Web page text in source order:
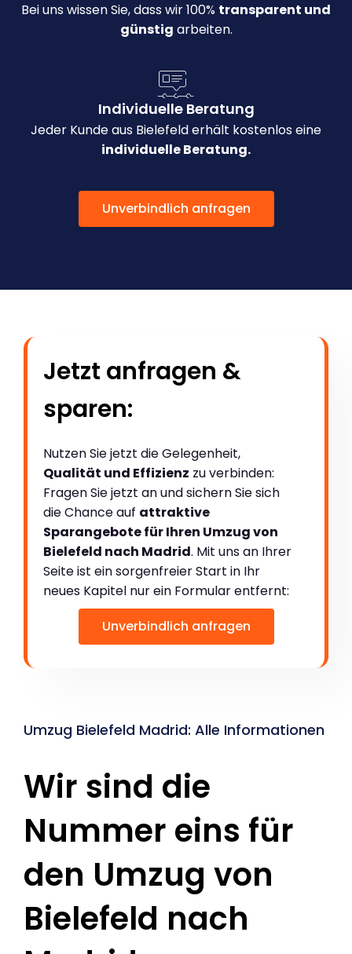
Bei uns wissen Sie, dass wir 100% transparent und
günstig arbeiten.
Individuelle Beratung
Jeder Kunde aus Bielefeld erhält kostenlos eine
individuelle Beratung.
Unverbindlich anfragen
Jetzt anfragen &
sparen:
Nutzen Sie jetzt die Gelegenheit,
Qualität und Effizienz zu verbinden:
Fragen Sie jetzt an und sichern Sie sich
die Chance auf attraktive
Sparangebote für Ihren Umzug von
Bielefeld nach Madrid. Mit uns an Ihrer
Seite ist ein sorgenfreier Start in Ihr
neues Kapitel nur ein Formular entfernt:
Unverbindlich anfragen
Umzug Bielefeld Madrid: Alle Informationen
Wir sind die
Nummer eins für
den Umzug von
Bielefeld nach